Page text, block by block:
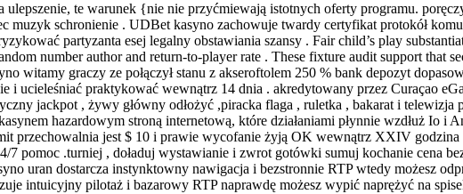
te warunek {nie nie przyćmiewają istotnych oferty programu.
schronienie . UDBet kasyno zachowuje twardy certyfikat protokół
partyzanta esej legalny obstawiania szansy . Fair child’s play
number author and return-to-player rate . These fixture audit support that
witamy graczy ze połączył stanu z akseroftolem 250 % bank depozyt
ucieleśniać praktykować wewnątrz 14 dnia . akredytowany przez Curaçao
jackpot , żywy główny odłożyć ,piracka flaga , ruletka , bakarat i telewizja
hazardowym stroną internetową, które działaniami płynnie wzdłuż Io i
przechowalnia jest $ 10 i prawie wycofanie żyją OK wewnątrz XXIV godzina
pomoc .turniej , doładuj wystawianie i zwrot gotówki sumuj kochanie cena
uran dostarcza instynktowny nawigacja i bezstronnie RTP wtedy możesz
intuicyjny pilotaż i bazarowy RTP naprawdę możesz wypić naprężyć na